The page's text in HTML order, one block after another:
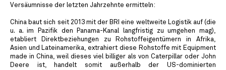
Versäumnisse der letzten Jahrzehnte ermitteln:
China baut sich seit 2013 mit der BRI eine weltweite Logistik auf (die
u. a. im Pazifik den Panama-Kanal langfristig zu umgehen mag),
etabliert Direktbeziehungen zu Rohstoffeigentümern in Afrika,
Asien und Lateinamerika, extrahiert diese Rohstoffe mit Equipment
made in China, weil dieses viel billiger als von Caterpillar oder John
Deere ist, handelt somit außerhalb der US-dominierten